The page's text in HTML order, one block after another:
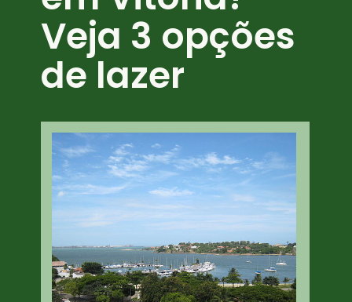
Veja 3 opções
de lazer